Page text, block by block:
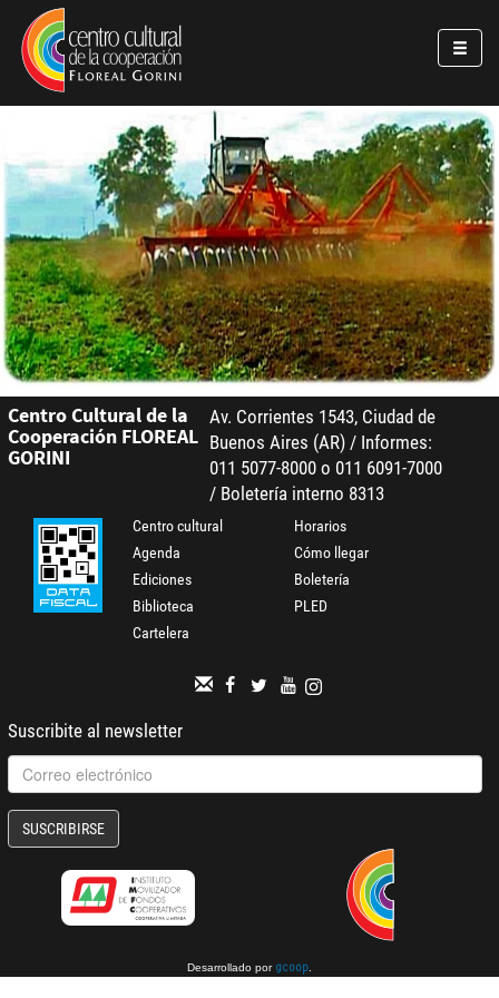
Pasar al contenido principal
Jump to main content
Centro Cultural de la
Cooperación FLOREAL
GORINI
Av. Corrientes 1543, Ciudad de
Buenos Aires (AR) / Informes:
011 5077-8000 o 011 6091-7000
/ Boletería interno 8313
Centro cultural
Agenda
Ediciones
Biblioteca
Cartelera
Horarios
Cómo llegar
Boletería
PLED
Suscribite al newsletter
SUSCRIBIRSE
Desarrollado por gcoop.